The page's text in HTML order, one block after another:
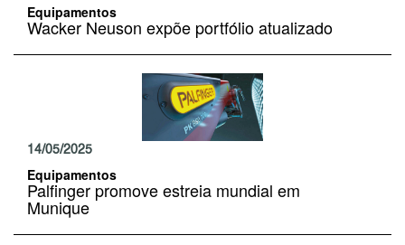
Equipamentos
Wacker Neuson expõe portfólio atualizado
14/05/2025
Equipamentos
Palfinger promove estreia mundial em
Munique